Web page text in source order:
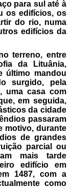
para sul até à
os edifícios, os
do rio, numa
edifícios da
terreno, entre
da Lituânia,
último mandou
surgido, pela
uma casa com
em seguida,
da cidade
passaram
motivo, durante
de grandes
parcial ou
mais tarde
edifício em
1487, com a
como